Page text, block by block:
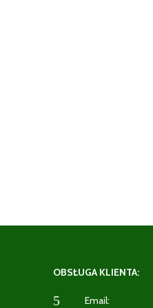
OBSŁUGA KLIENTA:
5
Email: